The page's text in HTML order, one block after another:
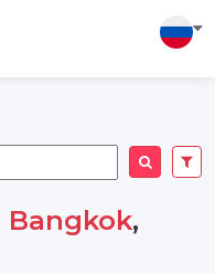
Bangkok,